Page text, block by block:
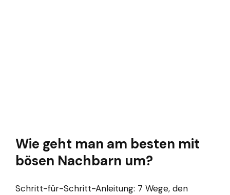
Wie geht man am besten mit
bösen Nachbarn um?
Schritt-für-Schritt-Anleitung: 7 Wege, den